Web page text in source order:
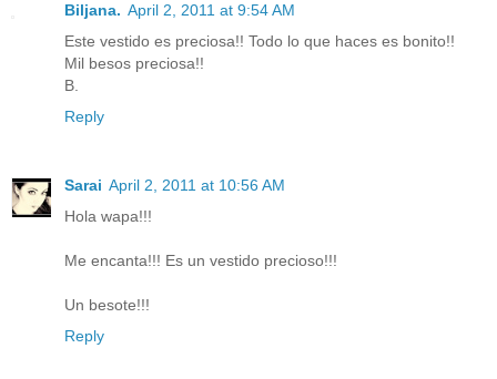
Biljana. April 2, 2011 at 9:54 AM
Este vestido es preciosa!! Todo lo que haces es bonito!!
Mil besos preciosa!!
B.
Reply
Sarai April 2, 2011 at 10:56 AM
Hola wapa!!!
Me encanta!!! Es un vestido precioso!!!
Un besote!!!
Reply